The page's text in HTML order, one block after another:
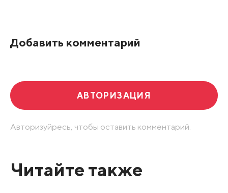
Добавить комментарий
АВТОРИЗАЦИЯ
Авторизуйресь, чтобы оставить комментарий.
Читайте также